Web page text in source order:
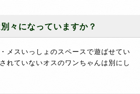
々になっていますか？
メスいっしょのスペースで遊ばせてい
れていないオスのワンちゃんは別にし